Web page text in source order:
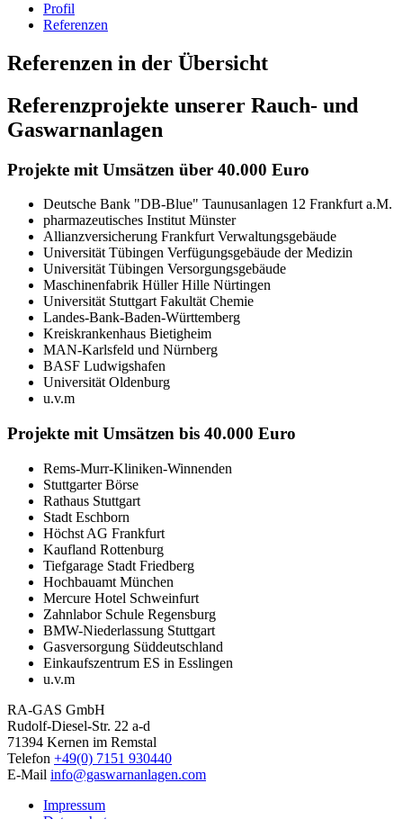
Profil
Referenzen
Referenzen in der Übersicht
Referenzprojekte unserer Rauch- und
Gaswarnanlagen
Projekte mit Umsätzen über 40.000 Euro
Deutsche Bank "DB-Blue" Taunusanlagen 12 Frankfurt a.M.
pharmazeutisches Institut Münster
Allianzversicherung Frankfurt Verwaltungsgebäude
Universität Tübingen Verfügungsgebäude der Medizin
Universität Tübingen Versorgungsgebäude
Maschinenfabrik Hüller Hille Nürtingen
Universität Stuttgart Fakultät Chemie
Landes-Bank-Baden-Württemberg
Kreiskrankenhaus Bietigheim
MAN-Karlsfeld und Nürnberg
BASF Ludwigshafen
Universität Oldenburg
u.v.m
Projekte mit Umsätzen bis 40.000 Euro
Rems-Murr-Kliniken-Winnenden
Stuttgarter Börse
Rathaus Stuttgart
Stadt Eschborn
Höchst AG Frankfurt
Kaufland Rottenburg
Tiefgarage Stadt Friedberg
Hochbauamt München
Mercure Hotel Schweinfurt
Zahnlabor Schule Regensburg
BMW-Niederlassung Stuttgart
Gasversorgung Süddeutschland
Einkaufszentrum ES in Esslingen
u.v.m
RA-GAS GmbH
Rudolf-Diesel-Str. 22 a-d
71394 Kernen im Remstal
Telefon +49(0) 7151 930440
E-Mail info@gaswarnanlagen.com
Impressum